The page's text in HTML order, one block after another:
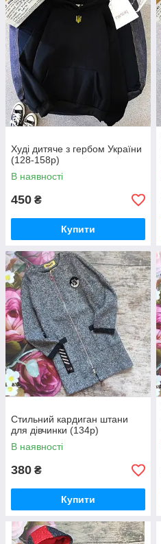
Худі дитяче з гербом України
(128-158р)
В наявності
450 ₴
Купити
Стильний кардиган штани
для дівчинки (134р)
В наявності
380 ₴
Купити